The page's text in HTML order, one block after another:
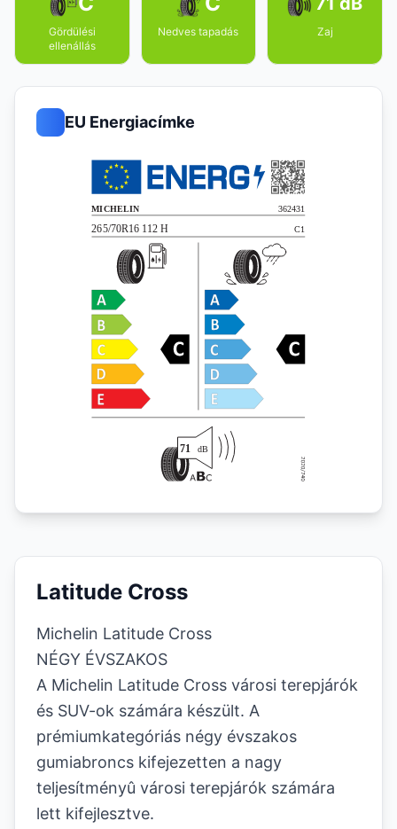
Gördülési
ellenállás
Nedves tapadás Zaj
EU Energiacímke
Latitude Cross
Michelin Latitude Cross
NÉGY ÉVSZAKOS
A Michelin Latitude Cross városi terepjárók
és SUV-ok számára készült. A
prémiumkategóriás négy évszakos
gumiabroncs kifejezetten a nagy
teljesítményû városi terepjárók számára
lett kifejlesztve.